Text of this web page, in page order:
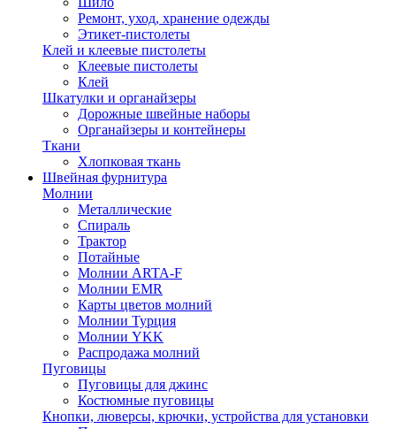
Ремонт, уход, хранение одежды
Этикет-пистолеты
Клей и клеевые пистолеты
Клеевые пистолеты
Клей
Шкатулки и органайзеры
Дорожные швейные наборы
Органайзеры и контейнеры
Ткани
Хлопковая ткань
Швейная фурнитура
Молнии
Металлические
Спираль
Трактор
Потайные
Молнии ARTA-F
Молнии EMR
Карты цветов молний
Молнии Турция
Молнии YKK
Распродажа молний
Пуговицы
Пуговицы для джинс
Костюмные пуговицы
Кнопки, люверсы, крючки, устройства для установки